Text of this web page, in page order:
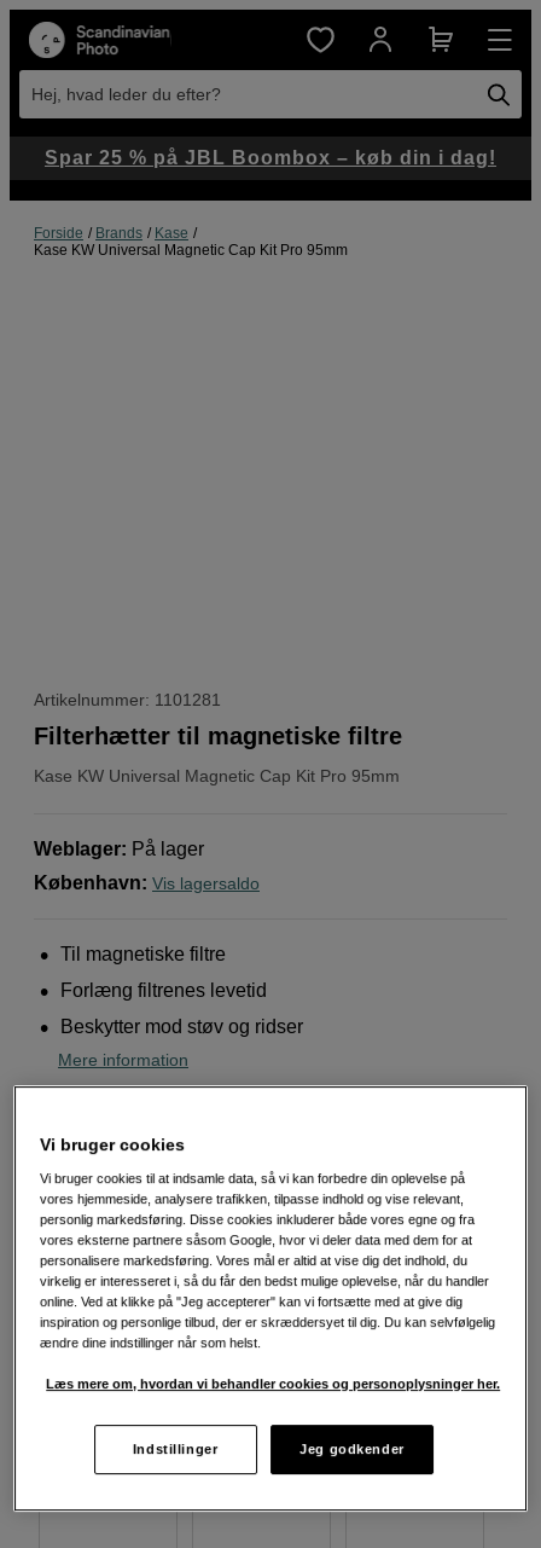
Hej, hvad leder du efter?
Forside Brands
Kase
Kase KW Universal Magnetic Cap Kit Pro 95mm
Artikelnummer: 1101281
Kase KW Universal Magnetic Cap Kit Pro 95mm
Filterhætter til magnetiske filtre
Weblager: På lager
København: Vis lagersaldo
Til magnetiske filtre
Forlæng filtrenes levetid
Beskytter mod støv og ridser
Mere information
Vælg diameter
82 mm 77 mm 67 mm
Spar 25 % på JBL Boombox – køb din i dag!
Vi bruger cookies
Vi bruger cookies til at indsamle data, så vi kan forbedre din oplevelse på
vores hjemmeside, analysere trafikken, tilpasse indhold og vise relevant,
personlig markedsføring. Disse cookies inkluderer både vores egne og fra
vores eksterne partnere såsom Google, hvor vi deler data med dem for at
personalisere markedsføring. Vores mål er altid at vise dig det indhold, du
virkelig er interesseret i, så du får den bedst mulige oplevelse, når du handler
online. Ved at klikke på "Jeg accepterer" kan vi fortsætte med at give dig
inspiration og personlige tilbud, der er skræddersyet til dig. Du kan selvfølgelig
ændre dine indstillinger når som helst.
Læs mere om, hvordan vi behandler cookies og personoplysninger her.
Indstillinger Jeg godkender